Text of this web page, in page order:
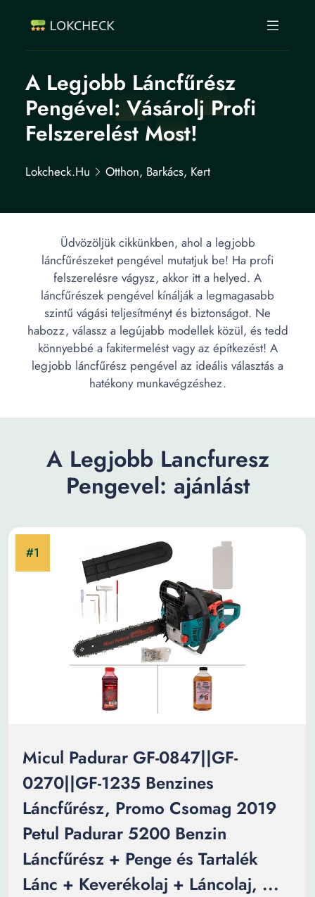
A Legjobb Láncfűrész
Pengével: Vásárolj Profi
Felszerelést Most!
Lokcheck.hu Otthon, Barkács, Kert
Üdvözöljük cikkünkben, ahol a legjobb
láncfűrészeket pengével mutatjuk be! Ha profi
felszerelésre vágysz, akkor itt a helyed. A
láncfűrészek pengével kínálják a legmagasabb
szintű vágási teljesítményt és biztonságot. Ne
habozz, válassz a legújabb modellek közül, és tedd
könnyebbé a fakitermelést vagy az építkezést! A
legjobb láncfűrész pengével az ideális választás a
hatékony munkavégzéshez.
A Legjobb Lancfuresz
Pengevel: ajánlást
Micul Padurar GF-0847||GF-
0270||GF-1235 Benzines
Láncfűrész, Promo Csomag 2019
Petul Padurar 5200 Benzin
Láncfűrész + Penge és Tartalék
Lánc + Keverékolaj + Láncolaj, ...